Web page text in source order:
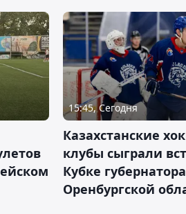
15:45, Сегодня
Казахстанские
клубы сыграли
Кубке губернатора
Оренбургской